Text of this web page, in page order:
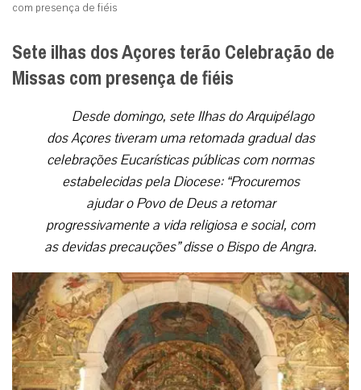
com presença de fiéis
Sete ilhas dos Açores terão Celebração de
Missas com presença de fiéis
Desde domingo, sete Ilhas do Arquipélago
dos Açores tiveram uma retomada gradual das
celebrações Eucarísticas públicas com normas
estabelecidas pela Diocese: “Procuremos
ajudar o Povo de Deus a retomar
progressivamente a vida religiosa e social, com
as devidas precauções” disse o Bispo de Angra.